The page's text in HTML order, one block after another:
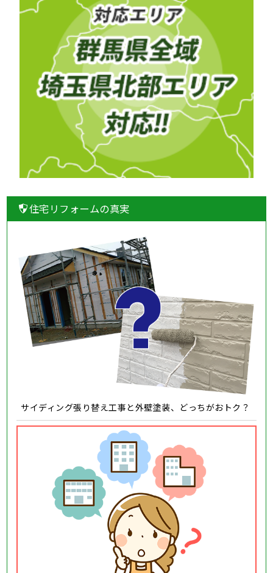
住宅リフォームの真実
サイディング張り替え工事と外壁塗装、どっちがおトク？